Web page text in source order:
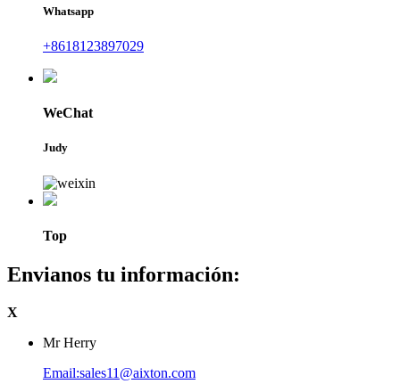
Whatsapp
+8618123897029
WeChat
Judy
Top
Envianos tu información:
X
Mr Herry
Email:sales11@aixton.com